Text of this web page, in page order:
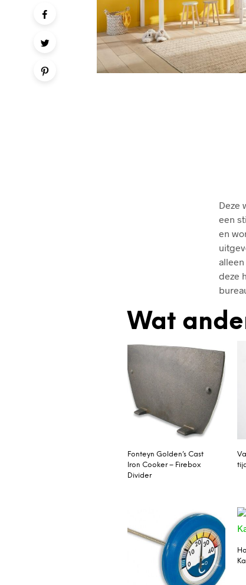
Deze
een
en
deze
Wat
Fonteyn Golden’s Cast
Iron Cooker – Firebox
Divider